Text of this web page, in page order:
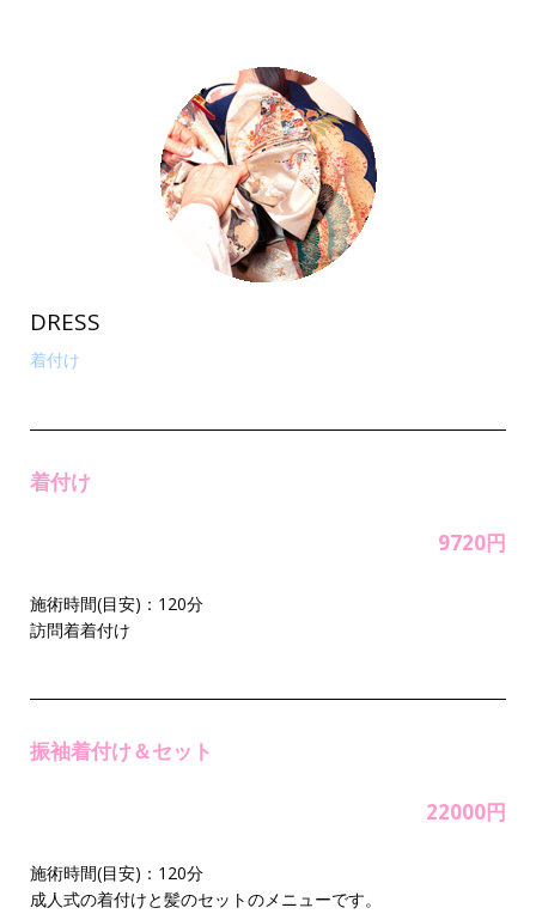
DRESS
着付け
着付け
9720円
施術時間(目安)：120分
訪問着着付け
振袖着付け＆セット
22000円
施術時間(目安)：120分
成人式の着付けと髪のセットのメニューです。